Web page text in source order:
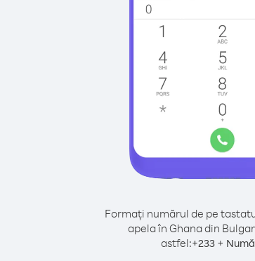
Formați numărul de pe
apela în Ghana din
astfel:+233+